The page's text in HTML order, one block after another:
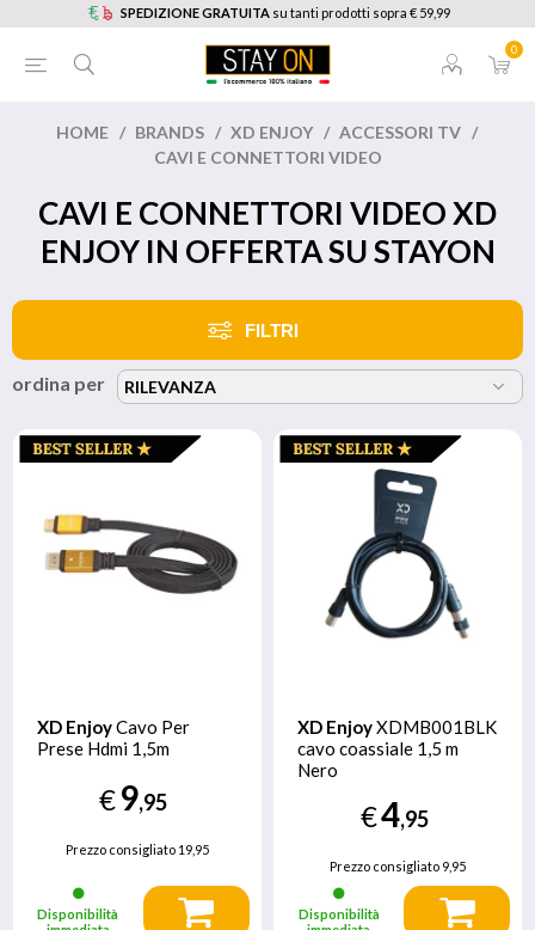
SPEDIZIONE GRATUITA su tanti prodotti sopra € 59,99
0
HOME / BRANDS / XD ENJOY / ACCESSORI TV /
CAVI E CONNETTORI VIDEO
CAVI E CONNETTORI VIDEO XD
ENJOY IN OFFERTA SU STAYON
FILTRI
ordina per
XD EnjoyCavo Per
Prese Hdmi 1,5m
€9,95
Prezzo consigliato19,95
Disponibilità
XD EnjoyXDMB001BLK
cavo coassiale 1,5 m
Nero
€4,95
Prezzo consigliato 9,95
Disponibilità